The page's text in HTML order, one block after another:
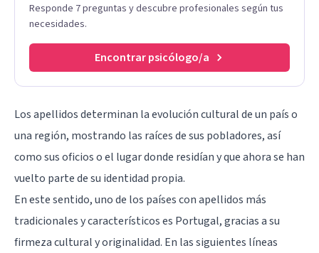
Responde 7 preguntas y descubre profesionales según tus
necesidades.
Encontrar psicólogo/a
Los apellidos determinan la evolución cultural de un país o
una región, mostrando las raíces de sus pobladores, así
como sus oficios o el lugar donde residían y que ahora se han
vuelto parte de su identidad propia.
En este sentido, uno de los países con apellidos más
tradicionales y característicos es Portugal, gracias a su
firmeza cultural y originalidad. En las siguientes líneas